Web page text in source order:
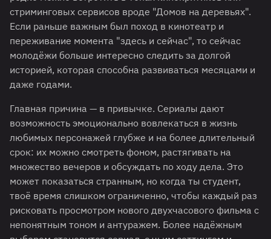
стриминговых сервисов вроде "Домов на деревьях".
Если раньше важным был поход в кинотеатр и
переживание момента "здесь и сейчас", то сейчас
молодёжи больше интересно следить за долгой
историей, которая способна развиваться месяцами и
даже годами.
Главная причина — в привычке. Сериалы дают
возможность эмоционально вовлекаться в жизнь
любимых персонажей глубже и на более длительный
срок: их можно смотреть фоном, растягивать на
множество вечеров и обсуждать по ходу дела. Это
может показаться странным, но когда ты студент,
твоё время слишком ограниченно, чтобы каждый раз
рисковать просмотром нового двухчасового фильма с
непонятным тоном и антуражем. Более надёжным